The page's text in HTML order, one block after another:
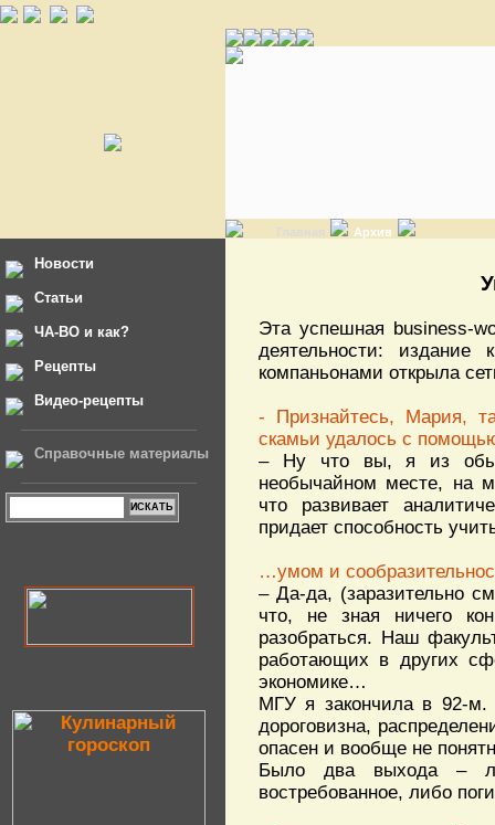
Главная Архив
Новости
Статьи
ЧА-ВО и как?
Рецепты
Видео-рецепты
Справочные материалы
Эта успешная business-
деятельности:
компаньонами открыла
- Признайтесь, Мария,
скамьи удалось с
– Ну что вы, я из
необычайном месте, на
что развивает
придает способность
…умом и
– Да-да, (заразительно
что, не зная ничего
разобраться. Наш
работающих в других
экономике…
МГУ я закончила в 92-м.
дороговизна,
опасен и вообще не
Было два выхода –
востребованное, либо